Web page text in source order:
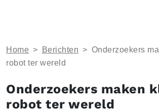
Home > Berichten > Onderzoekers
robot ter wereld
Onderzoekers maken
robot ter wereld